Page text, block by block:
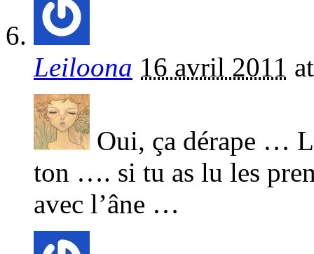
Leiloona 16 avril 2011
Oui, ça dérape …
ton …. si tu as lu les
avec l’âne …